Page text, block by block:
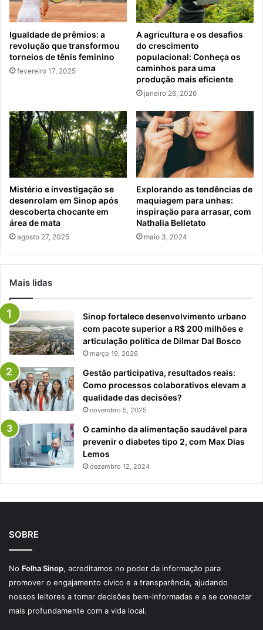
Igualdade de prêmios: a
revolução que transformou
torneios de tênis feminino
fevereiro 17, 2025
A agricultura e os desafios
do crescimento
populacional: Conheça os
caminhos para uma
produção mais eficiente
janeiro 26, 2026
Mistério e investigação se
desenrolam em Sinop após
descoberta chocante em
área de mata
agosto 27, 2025
Explorando as tendências de
maquiagem para unhas:
inspiração para arrasar, com
Nathalia Belletato
maio 3, 2024
Mais lidas
Sinop fortalece desenvolvimento urbano
com pacote superior a R$ 200 milhões e
articulação política de Dilmar Dal Bosco
março 19, 2026
Gestão participativa, resultados reais:
Como processos colaborativos elevam a
qualidade das decisões?
novembro 5, 2025
O caminho da alimentação saudável para
prevenir o diabetes tipo 2, com Max Dias
Lemos
dezembro 12, 2024
SOBRE
No Folha Sinop, acreditamos no poder da informação para
promover o engajamento cívico e a transparência, ajudando
nossos leitores a tomar decisões bem-informadas e a se conectar
mais profundamente com a vida local.